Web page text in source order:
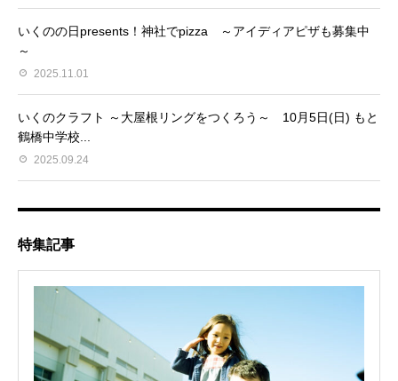
いくのの日presents！神社でpizza ～アイディアピザも募集中
～
2025.11.01
いくのクラフト ～大屋根リングをつくろう～ 10月5日(日) もと
鶴橋中学校...
2025.09.24
特集記事